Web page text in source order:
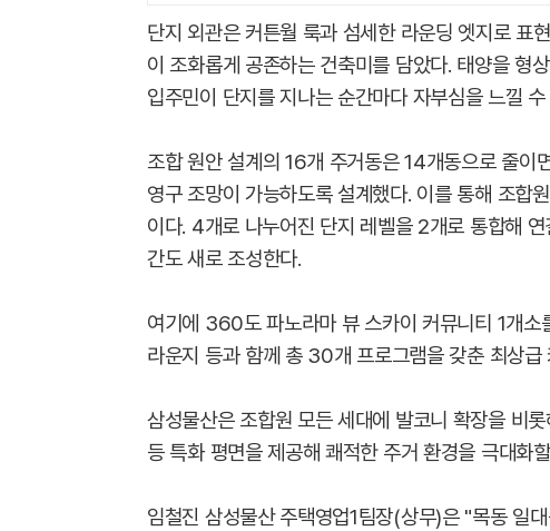
단지 외관은 커튼월 룩과 섬세한 라운딩 엣지로 표
이 조화롭게 공존하는 건축미를 담았다. 태양을 형
입주민이 단지를 지나는 순간마다 자부심을 느낄
조합 원안 설계의 16개 주거동은 14개동으로 줄
영구 조망이 가능하도록 설계했다. 이를 통해 조
이다. 4개로 나누어진 단지 레벨을 2개로 통합해
간도 새로 조성한다.
여기에 360도 파노라마 뷰 스카이 커뮤니티 1개소
라운지 등과 함께 총 30개 프로그램을 갖춘 최상급
삼성물산은 조합원 모든 세대에 발코니 확장을 비
등 특화 평면을 제공해 쾌적한 주거 환경을 극대화
임철진 삼성물산 주택영업1팀장(상무)은 "목동 일